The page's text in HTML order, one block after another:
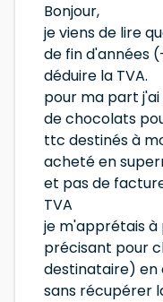
Bonjour,
je viens de lire
de fin d'années
déduire la TVA.
pour ma part
de chocolats
ttc destinés à
acheté en
et pas de
TVA
je m'apprétais
précisant pour
destinataire) en
sans récupérer